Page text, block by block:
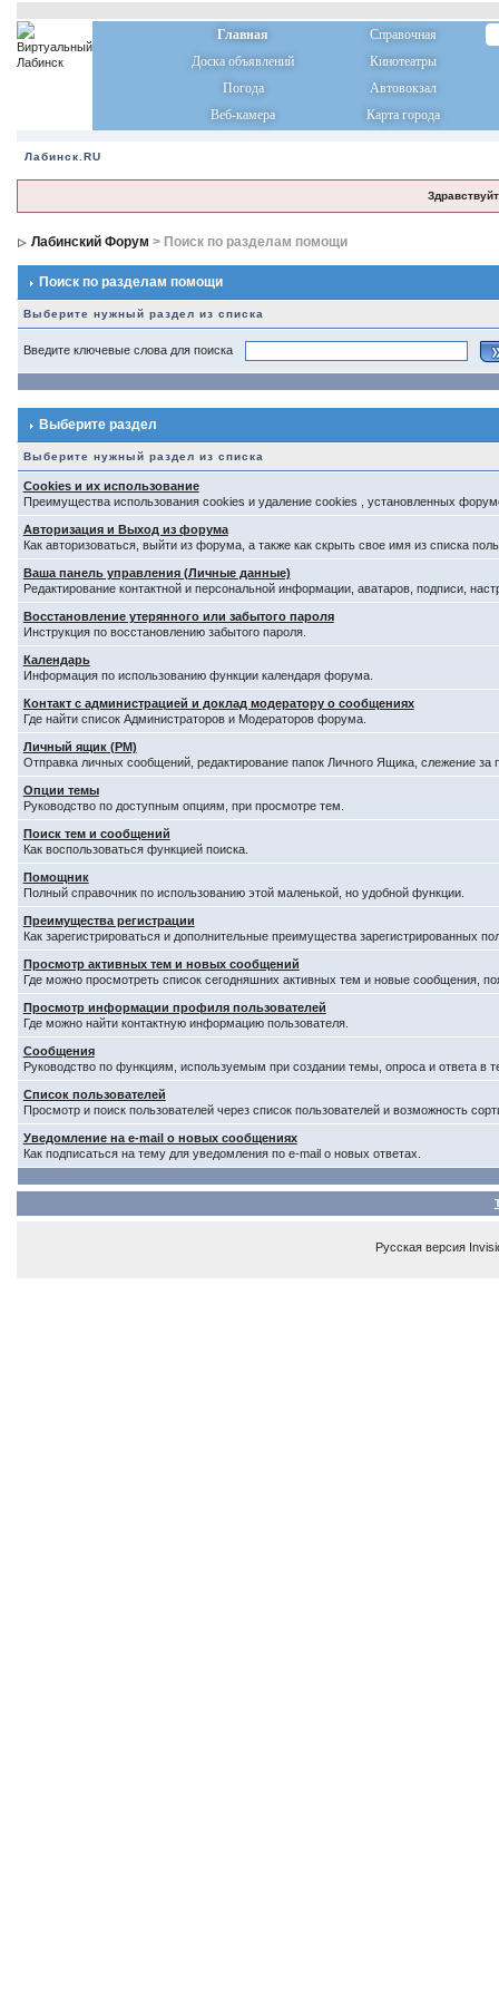
Главная
Справочная
Доска объявлений
Кинотеатры
Погода
Автовокзал
Веб-камера
Карта города
Лабинск.RU
Лабинский Форум > Поиск по разделам помощи
Поиск по разделам помощи
Выберите нужный раздел из списка
Введите ключевые слова для поиска
Выберите раздел
Выберите нужный раздел из списка
Cookies и их использование
Преимущества использования cookies и удаление cookies , установленных
Авторизация и Выход из форума
Как авторизоваться, выйти из форума, а также как скрыть свое имя из списка
Ваша панель управления (Личные данные)
Редактирование контактной и персональной информации, аватаров, подписи,
Восстановление утерянного или забытого пароля
Инструкция по восстановлению забытого пароля.
Календарь
Информация по использованию функции календаря форума.
Контакт с администрацией и доклад модератору о сообщениях
Где найти список Администраторов и Модераторов форума.
Личный ящик (PM)
Отправка личных сообщений, редактирование папок Личного Ящика, слежение
Опции темы
Руководство по доступным опциям, при просмотре тем.
Поиск тем и сообщений
Как воспользоваться функцией поиска.
Помощник
Полный справочник по использованию этой маленькой, но удобной функции.
Преимущества регистрации
Как зарегистрироваться и дополнительные преимущества зарегистрированных
Просмотр активных тем и новых сообщений
Где можно просмотреть список сегодняшних активных тем и новые сообщения,
Просмотр информации профиля пользователей
Где можно найти контактную информацию пользователя.
Сообщения
Руководство по функциям, используемым при создании темы, опроса и ответа в
Список пользователей
Просмотр и поиск пользователей через список пользователей и возможность
Уведомление на e-mail о новых сообщениях
Как подписаться на тему для уведомления по e-mail о новых ответах.
Русская версия